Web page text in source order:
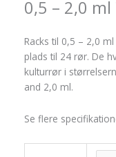
0,5 – 2,0 ml
Racks til 0,5 – 2,0
plads til 24 rør. De
kulturrør i
and 2,0 ml.
Se flere